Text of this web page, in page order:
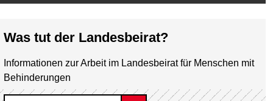
Was tut der Landesbeirat?
Informationen zur Arbeit im Landesbeirat für Menschen mit
Behinderungen